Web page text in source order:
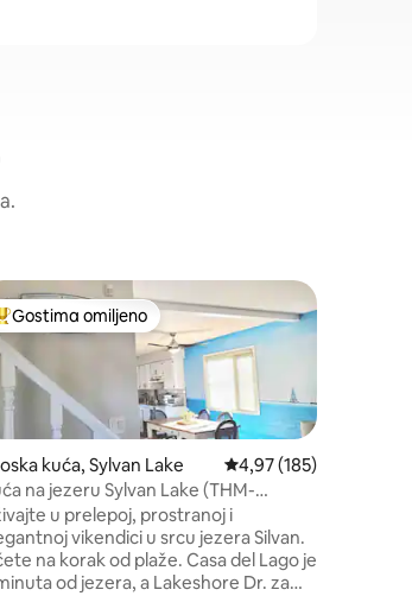
4,91 od 5, utisaka: 53
među gostima omiljenim
Gostima omiljeno
kuća, Sylvan Lake Prosečna ocena 4,97
4,97 (185)
na jezeru Sylvan Lake (THM-
4-odrasli+djeca)
u prelepoj, prostranoj i
vikendici u srcu jezera Silvan.
na korak od plaže. Casa del Lago je
od jezera, a Lakeshore Dr. za